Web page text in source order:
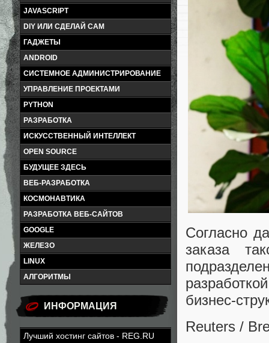
JAVASCRIPT
DIY ИЛИ СДЕЛАЙ САМ
ГАДЖЕТЫ
ANDROID
СИСТЕМНОЕ АДМИНИСТРИРОВАНИЕ
УПРАВЛЕНИЕ ПРОЕКТАМИ
PYTHON
РАЗРАБОТКА
ИСКУССТВЕННЫЙ ИНТЕЛЛЕКТ
OPEN SOURCE
БУДУЩЕЕ ЗДЕСЬ
ВЕБ-РАЗРАБОТКА
КОСМОНАВТИКА
РАЗРАБОТКА ВЕБ-САЙТОВ
GOOGLE
ЖЕЛЕЗО
LINUX
АЛГОРИТМЫ
ИНФОРМАЦИЯ
Лучший хостинг сайтов - REG.RU
Согласно
заказа
бизнес-
Reuters /